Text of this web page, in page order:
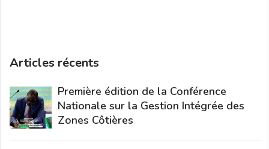
Articles récents
Première édition de la Conférence
Nationale sur la Gestion Intégrée des
Zones Côtières